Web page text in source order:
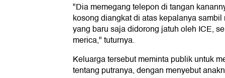
"Dia memegang telepon di tangan
kosong diangkat di atas kepalanya
yang baru saja didorong jatuh oleh ICE,
merica," tuturnya.
Keluarga tersebut meminta publik untuk
tentang putranya, dengan menyebut